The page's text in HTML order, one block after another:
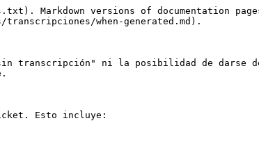
Markdown versions of documentation
when-generated.md).
ni la posibilidad de darse de
Esto incluye: